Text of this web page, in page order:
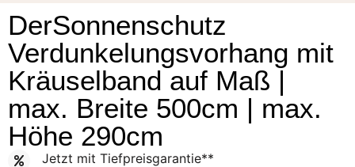
DerSonnenschutz
Verdunkelungsvorhang mit
Kräuselband auf Maß |
max. Breite 500cm | max.
Höhe 290cm
Jetzt mit Tiefpreisgarantie**